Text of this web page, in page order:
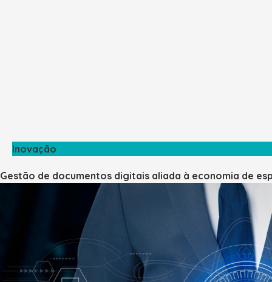
Inovação
Gestão de documentos digitais aliada à economia de